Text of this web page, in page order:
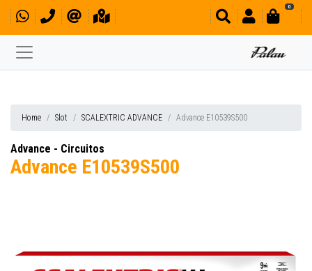
0
Home Slot SCALEXTRIC ADVANCE Advance E10539S500
Advance - Circuitos
Advance E10539S500